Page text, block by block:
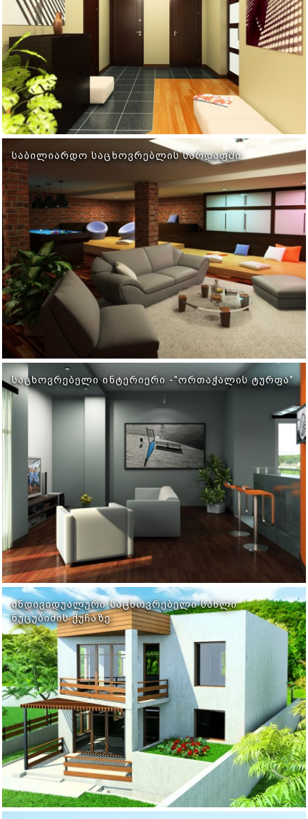
ᲡᲐᲑᲘᲚᲘᲐᲠᲓᲝ ᲡᲐᲪᲮᲝᲕᲠᲔᲑᲚᲘᲡ ᲡᲐᲠᲓᲐᲤᲨᲘ
ᲡᲐᲪᲮᲝᲕᲠᲔᲑᲔᲚᲘ ᲘᲜᲢᲔᲠᲘᲔᲠᲘ -"ᲝᲠᲗᲐᲭᲐᲚᲘᲡ ᲢᲣᲠᲤᲐ"
ᲘᲜᲓᲘᲕᲘᲓᲣᲐᲚᲣᲠᲘ ᲡᲐᲪᲮᲝᲕᲠᲔᲑᲔᲚᲘ ᲡᲐᲮᲚᲘ
ᲜᲣᲪᲣᲑᲘᲫᲘᲡ ᲥᲣᲩᲐᲖᲔ